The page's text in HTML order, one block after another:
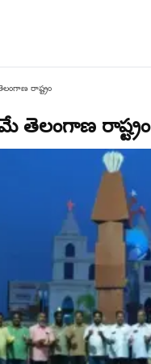
రాష్ట్రం
తెలంగాణ రాష్ట్రం